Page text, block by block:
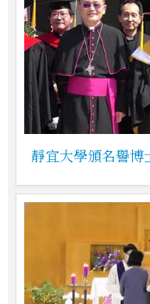
靜宜大學頒名譽博